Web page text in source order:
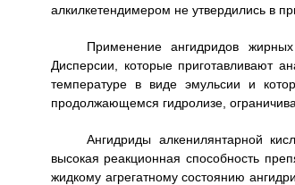
алкилкетендимером не утвердились в
Применение ангидридов
Дисперсии, которые приготавливают
температуре в виде эмульсии и
продолжающемся гидролизе,
Ангидриды алкенилянтарной
высокая реакционная способность
жидкому агрегатному состоянию